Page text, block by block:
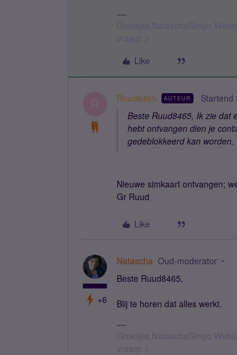
Like
Ruud8465 AUTEUR Startend
Beste Ruud8465, Ik zie dat
hebt ontvangen dien je
gedeblokkeerd kan worden.
Nieuwe simkaart ontvangen;
Gr Ruud
Like
+6
Natascha Oud-moderator
Beste Ruud8465,
Blij te horen dat alles werkt.
Groetjes,NataschaSimyo
vraagt :)